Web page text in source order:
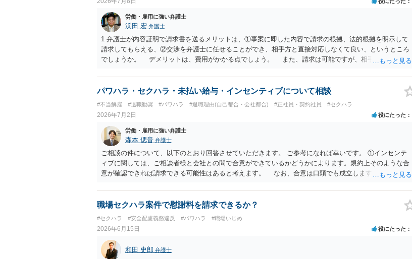
労働・雇用に強い弁護士
浜田 宏 弁護士
1 弁護士が内容証明で請求書を送るメリットは、①事案に即した内容で請求の根拠、法的根拠を明示して
請求してもらえる、②交渉を弁護士に任せることができ、相手方と直接対応しなくて良い、というところ
でしょうか。 デメリットは、費用がかかる点でしょう。 また、請求は可能ですが、相手が任意に払
観点から、裁判の証拠にする場合には注意が必要です(証拠排除される場合があります。)。 ３ 会社がど
ういう証拠に基づいて、誰が判断したかわかりませんが、会社がセクハラ認定しなかったからといって、
中傷したり、噂話を流したりしないようにして下さい。そういう報復的なことをしなければ名誉毀損には
なりません。反訴は貴女が加害行為をしなければ、通常は起こされません。 ５ 裁判をして、和解すれば
和解金が入ります。 勝訴判決を得て確定すれば、判決認容額を払ってもらいます。任意に支払わない場
合には、給与や預貯金、不動産などの財産を差押えます。 敗訴した場合、何も得られません。 ６ 弁
護士費用は請求額や事件の難易度によって変わります。また、現在は弁護士報酬は自由化されていますの
で、依頼する弁護士によっても費用は変わってきます。
パワハラ・セクハラ・未払い給与・インセンティブについて相談
#不当解雇 #退職勧奨 #パワハラ #退職理由(自己都合・会社都合) #正社員・契約社員 #セクハラ
2026年7月2日 役にたった
労働・雇用に強い弁護士
森本 偲音 弁護士
ご相談の件について、以下のとおり回答させていただきます。 ご参考になれば幸いです。 ①インセンテ
ィブに関しては、ご相談者様と会社との間で合意ができているかどうかによります。規約上そのような合
意が確認できれば請求できる可能性はあると考えます。 なお、合意は口頭でも成立しますが、裁判等で
す。 ②未払給与に関しては労務を提供しているのにもかかわらず支払われていない場合は、契約違反とな
りますので請求可能かと存じます。 ③休日・時間外労働については、休日・時間外労働があったことを示
動の内容によって判断が分かれますので、録音データやLINEでのやり取り等を確認する必要があるかと存
じます。 ⑤退職勧奨については退職する意思がないのであればきっぱりと断ればよく、解雇については不
当な解雇である場合には解雇無効を争うなどの対応が考えられます。 回答としては以上になりますが、ま
ずは、資料一式をご持参いただき最寄りの法律事務所にご相談するか、労働基準監督署に相談する等の対
職場セクハラ案件で慰謝料を請求できるか？
#セクハラ #安全配慮義務違反 #パワハラ #職場いじめ
2026年6月15日 役にたった
和田 史郎 弁護士